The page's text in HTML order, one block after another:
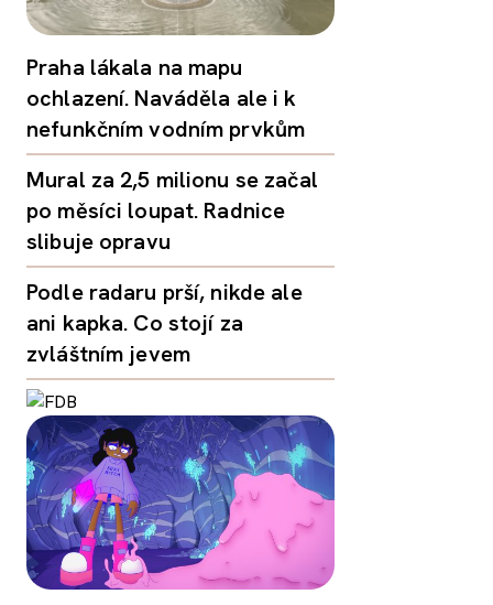
Praha lákala na mapu
ochlazení. Naváděla ale i k
nefunkčním vodním prvkům
Mural za 2,5 milionu se začal
po měsíci loupat. Radnice
slibuje opravu
Podle radaru prší, nikde ale
ani kapka. Co stojí za
zvláštním jevem